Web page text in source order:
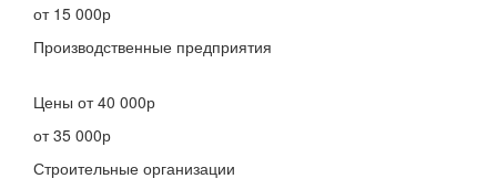
от 15 000р
Производственные предприятия
Цены от 40 000р
от 35 000р
Строительные организации